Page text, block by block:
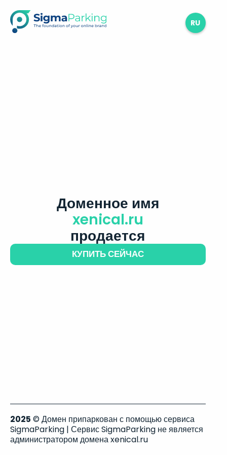
RU
Доменное имя
xenical.ru
продается
КУПИТЬ СЕЙЧАС
2025 © Домен припаркован с помощью сервиса
SigmaParking | Сервис SigmaParking не является
администратором домена xenical.ru